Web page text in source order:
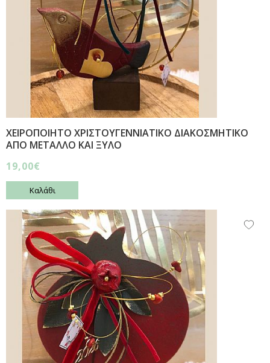
ΧΕΙΡΟΠΟΙΗΤΟ ΧΡΙΣΤΟΥΓΕΝΝΙΑΤΙΚΟ ΔΙΑΚΟΣΜΗΤΙΚΟ
ΑΠΟ ΜΕΤΑΛΛΟ ΚΑΙ ΞΥΛΟ
19,00€
Καλάθι